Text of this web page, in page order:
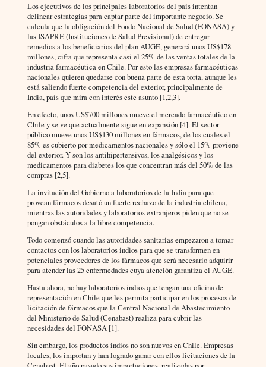
Los ejecutivos de los principales laboratorios del país intentan
delinear estrategias para captar parte del impor­tante negocio. Se
calcula que la obligación del Fondo Nacional de Salud (FONASA) y
las ISAPRE (Instituciones de Salud Previsional) de entregar
remedios a los beneficiarios del plan AUGE, generará unos US$178
millones, cifra que representa casi el 25% de las ventas totales de la
industria farmacéutica en Chile. Por esto las empresas farmacéuticas
nacionales quieren quedarse con buena parte de esta torta, aunque les
está saliendo fuerte com­petencia del exterior, principalmente de
India, país que mira con interés este asunto [1,2,3].
En efecto, unos US$700 millones mueve el mercado farmacéutico en
Chile y se ve que actualmente sigue en ex­pansión [4]. El sector
público mueve unos US$130 millones en fármacos, de los cuales el
85% es cubierto por medicamentos nacionales y sólo el 15% proviene
del exterior. Y son los antihipertensivos, los analgésicos y los
medicamentos para diabetes los que concentran más del 50% de las
compras [2,5].
La invitación del Gobierno a laboratorios de la India para que
provean fármacos desató un fuerte rechazo de la industria chilena,
mientras las autoridades y laboratorios extranjeros piden que no se
pongan obstáculos a la libre competencia.
Todo comenzó cuando las autoridades sanitarias empezaron a tomar
contactos con los laboratorios indios para que se transformen en
potenciales proveedores de los fármacos que será necesario adquirir
para atender las 25 enfermedades cuya atención garantiza el AUGE.
Hasta ahora, no hay laboratorios indios que tengan una oficina de
representación en Chile que les permita partici­par en los procesos de
licitación de fármacos que la Central Nacional de Abastecimiento
del Ministerio de Salud (Cenabast) realiza para cubrir las
necesidades del FONASA [1].
Sin embargo, los productos indios no son nuevos en Chile. Empresas
locales, los importan y han logrado ganar con ellos licitaciones de la